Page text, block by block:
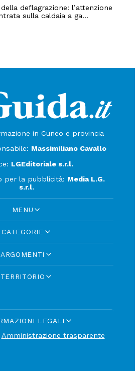
deflagrazione: l’attenzione
sulla caldaia a ga...
in Cuneo e provincia
Massimiliano Cavallo
LGEditoriale s.r.l.
per la pubblicità: Media L.G.
s.r.l.
MENU
CATEGORIE
ARGOMENTI
TERRITORIO
LEGALI
Amministrazione trasparente